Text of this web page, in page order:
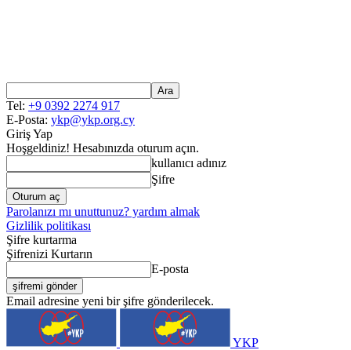
Tel: +9 0392 2274 917
E-Posta: ykp@ykp.org.cy
Giriş Yap
Hoşgeldiniz! Hesabınızda oturum açın.
kullanıcı adınız
Şifre
Parolanızı mı unuttunuz? yardım almak
Gizlilik politikası
Şifre kurtarma
Şifrenizi Kurtarın
E-posta
Email adresine yeni bir şifre gönderilecek.
YKP